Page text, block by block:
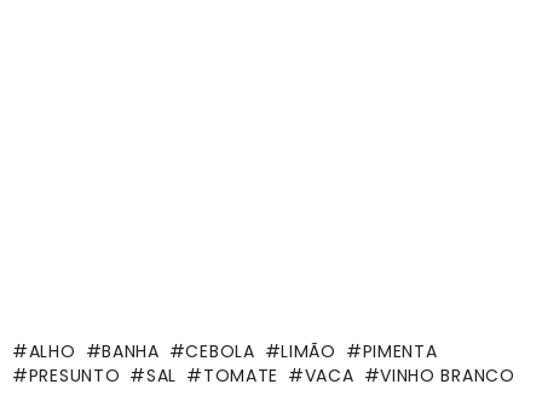
ALHO BANHA CEBOLA LIMÃO
PIMENTA
PRESUNTO
SAL TOMATE VACA VINHO BRANCO